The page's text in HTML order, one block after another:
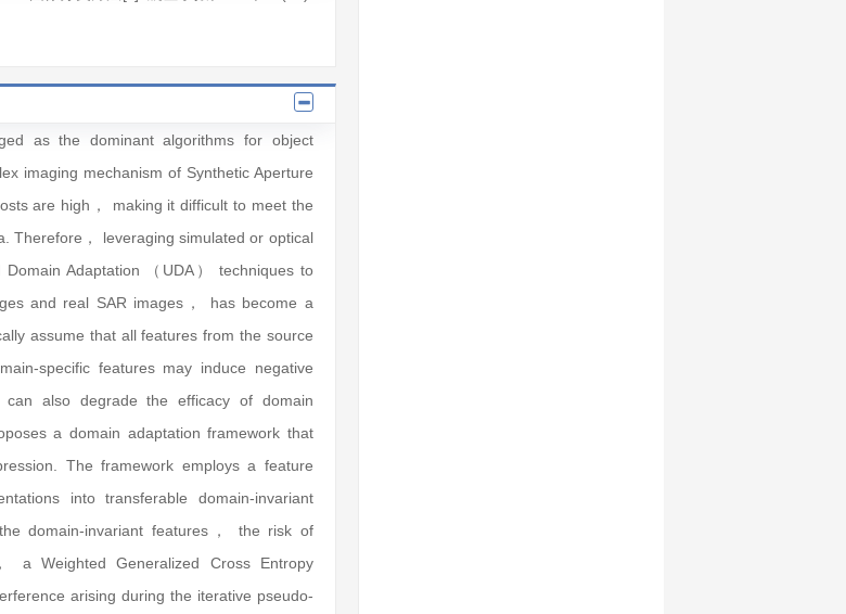
as the dominant algorithms for object
imaging mechanism of Synthetic Aperture
are high， making it difficult to meet the
Therefore， leveraging simulated or optical
Adaptation （UDA） techniques to
and real SAR images， has become a
assume that all features from the source
specific features may induce negative
also degrade the efficacy of domain
a domain adaptation framework that
The framework employs a feature
into transferable domain-invariant
domain-invariant features， the risk of
a Weighted Generalized Cross Entropy
arising during the iterative pseudo-